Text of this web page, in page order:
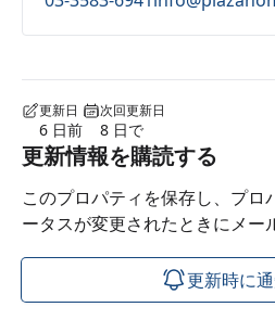
更新日
6 日前
次回更新日
8 日で
更新情報を購読する
このプロパティを保存し、プロ
ータスが変更されたときにメー
更新時に